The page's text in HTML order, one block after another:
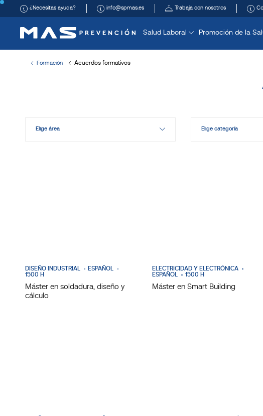
¿Necesitas ayuda? info@spmas.es Trabaja con nosotros
Salud Laboral Promoción de la
Formación Acuerdos formativos
Elige área Elige categoría
DISEÑO INDUSTRIAL
ESPAÑOL
1500 H
Máster en soldadura, diseño y
cálculo
ELECTRICIDAD Y ELECTRÓNICA
ESPAÑOL
1500 H
Máster en Smart Building